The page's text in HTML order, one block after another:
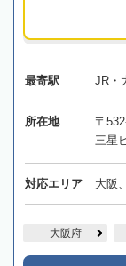
最寄駅 JR・
所在地
〒
三星
対応エリア 大阪
大阪府